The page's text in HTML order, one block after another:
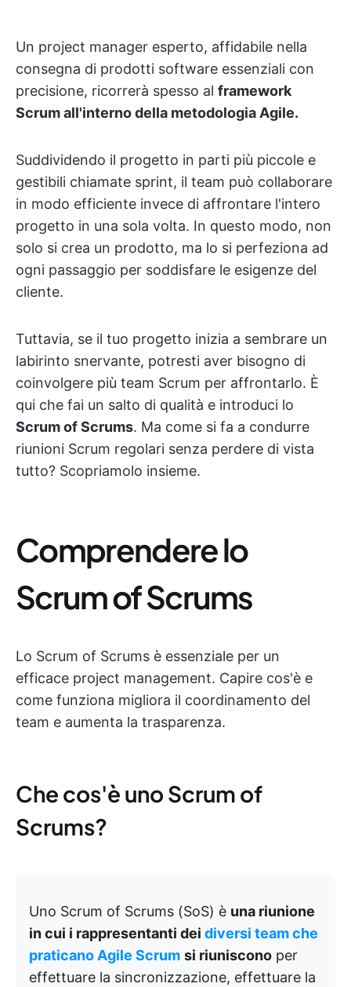
Un project manager esperto, affidabile nella
consegna di prodotti software essenziali con
precisione, ricorrerà spesso al framework
Scrum all'interno della metodologia Agile.
Suddividendo il progetto in parti più piccole e
gestibili chiamate sprint, il team può collaborare
in modo efficiente invece di affrontare l'intero
progetto in una sola volta. In questo modo, non
solo si crea un prodotto, ma lo si perfeziona ad
ogni passaggio per soddisfare le esigenze del
cliente.
Tuttavia, se il tuo progetto inizia a sembrare un
labirinto snervante, potresti aver bisogno di
coinvolgere più team Scrum per affrontarlo. È
qui che fai un salto di qualità e introduci lo
Scrum of Scrums. Ma come si fa a condurre
riunioni Scrum regolari senza perdere di vista
tutto? Scopriamolo insieme.
Comprendere lo
Scrum of Scrums
Lo Scrum of Scrums è essenziale per un
efficace project management. Capire cos'è e
come funziona migliora il coordinamento del
team e aumenta la trasparenza.
Che cos'è uno Scrum of
Scrums?
Uno Scrum of Scrums (SoS) è una riunione
in cui i rappresentanti dei diversi team che
praticano Agile Scrum si riuniscono per
effettuare la sincronizzazione, effettuare la